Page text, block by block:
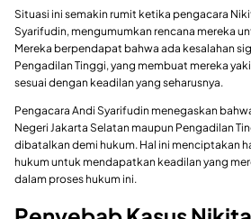
Situasi ini semakin rumit ketika pengacara
Syarifudin, mengumumkan rencana mereka
Mereka berpendapat bahwa ada kesalahan
Pengadilan Tinggi, yang membuat mereka
sesuai dengan keadilan yang seharusnya.
Pengacara Andi Syarifudin menegaskan
Negeri Jakarta Selatan maupun Pengadilan
dibatalkan demi hukum. Hal ini menciptakan
hukum untuk mendapatkan keadilan yang
dalam proses hukum ini.